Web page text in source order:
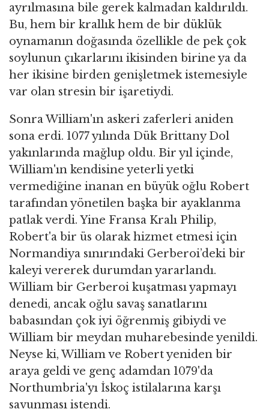
ayrılmasına bile gerek kalmadan kaldırıldı.
Bu, hem bir krallık hem de bir düklük
oynamanın doğasında özellikle de pek çok
soylunun çıkarlarını ikisinden birine ya da
her ikisine birden genişletmek istemesiyle
var olan stresin bir işaretiydi.
Sonra William'ın askeri zaferleri aniden
sona erdi. 1077 yılında Dük Brittany Dol
yakınlarında mağlup oldu. Bir yıl içinde,
William'ın kendisine yeterli yetki
vermediğine inanan en büyük oğlu Robert
tarafından yönetilen başka bir ayaklanma
patlak verdi. Yine Fransa Kralı Philip,
Robert'a bir üs olarak hizmet etmesi için
Normandiya sınırındaki Gerberoi’deki bir
kaleyi vererek durumdan yararlandı.
William bir Gerberoi kuşatması yapmayı
denedi, ancak oğlu savaş sanatlarını
babasından çok iyi öğrenmiş gibiydi ve
William bir meydan muharebesinde yenildi.
Neyse ki, William ve Robert yeniden bir
araya geldi ve genç adamdan 1079'da
Northumbria'yı İskoç istilalarına karşı
savunması istendi.